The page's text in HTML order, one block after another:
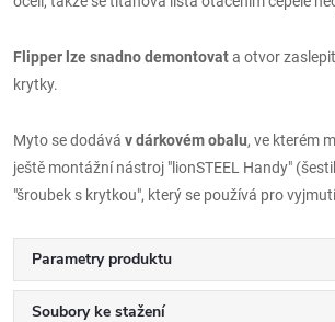
Flipper lze snadno demontovata otvor
krytky.
Myto se dodává v dárkovém obalu, ve kterém
ještě montážní nástroj "lionSTEEL Handy"
"šroubek s krytkou", který se používá pro
Parametry produktu
Soubory ke stažení